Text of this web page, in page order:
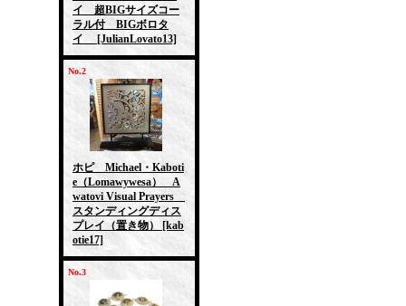
イ 超BIGサイズコー
ラル付 BIGボロタ
イ
[JulianLovato13]
No.2
ホピ Michael・Kaboti
e（Lomawywesa） A
watovi Visual Prayers
スタンディングディス
プレイ（置き物）
[kab
otie17]
No.3